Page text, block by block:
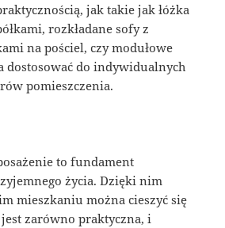
jak takie jak łóżka
rozkładane sofy z
na pościel, czy modułowe
dostosować do indywidualnych
pomieszczenia.
to fundament
życia. Dzięki nim
mieszkaniu można cieszyć się
zarówno praktyczna, i